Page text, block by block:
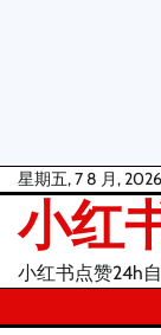
Skip
content
星期五, 7 8 月, 2026
小红
小红书点赞24h